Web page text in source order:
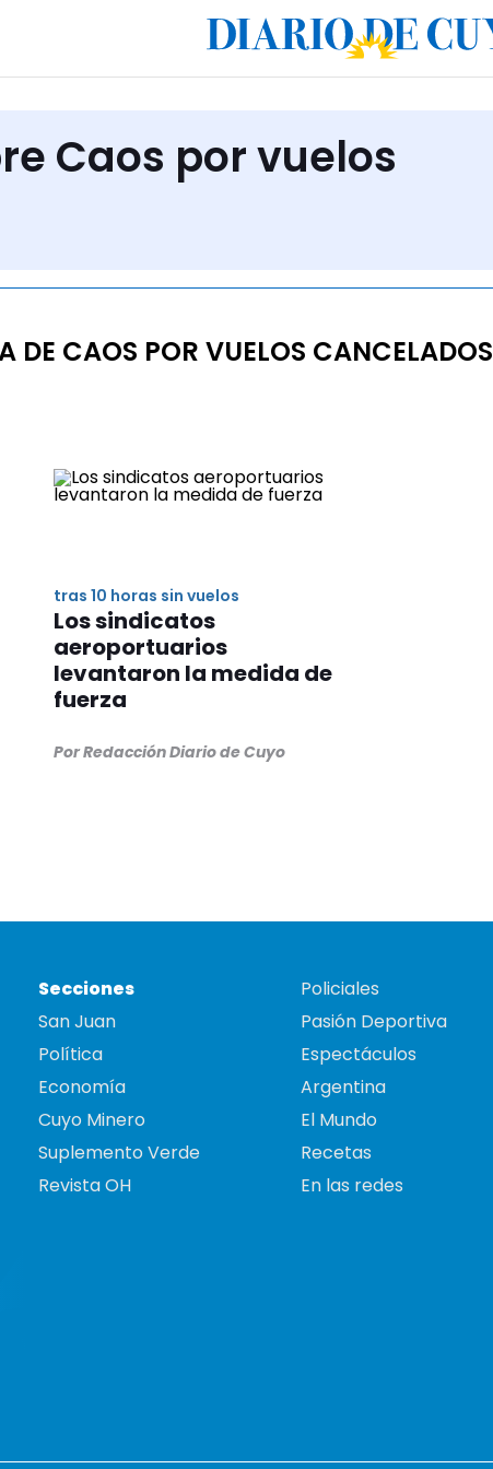
Caos por vuelos
DE CAOS POR VUELOS CANCELADOS
tras 10 horas sin vuelos
Los sindicatos
aeroportuarios
levantaron la medida de
fuerza
Por Redacción Diario de Cuyo
Secciones
San Juan
Política
Economía
Cuyo Minero
Suplemento Verde
Revista OH
Policiales
Pasión Deportiva
Espectáculos
Argentina
El Mundo
Recetas
En las redes